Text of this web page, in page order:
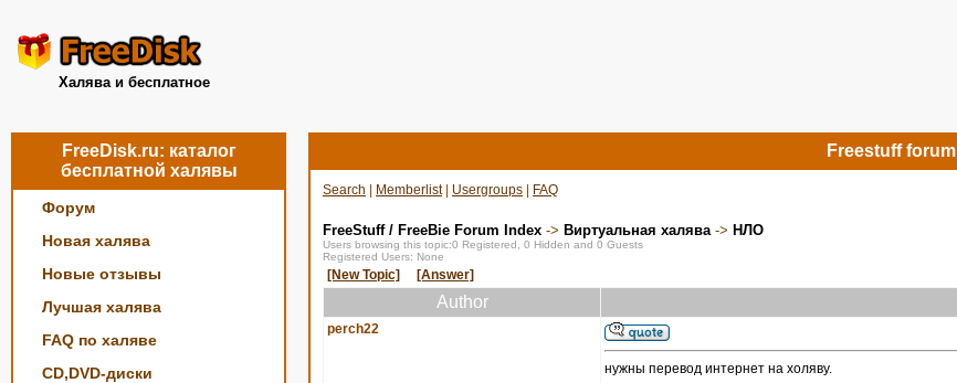
Халява и бесплатное
FreeDisk.ru: каталог
бесплатной халявы
Форум
Новая халява
Новые отзывы
Лучшая халява
FAQ по халяве
CD,DVD-диски
Freestuff forum
Search Memberlist| Usergroups FAQ
FreeStuff / FreeBie Forum Index -> Виртуальная халява-> НЛО
Users browsing this topic:0 Registered, 0 Hidden and 0 Guests
Registered Users: None
[New Topic] [Answer]
Author
perch22
нужны перевод интернет на холяву.